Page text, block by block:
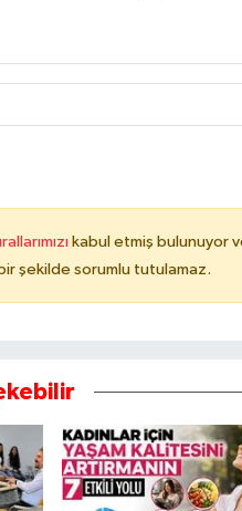
kabul etmiş bulunuyor
şekilde sorumlu tutulamaz.